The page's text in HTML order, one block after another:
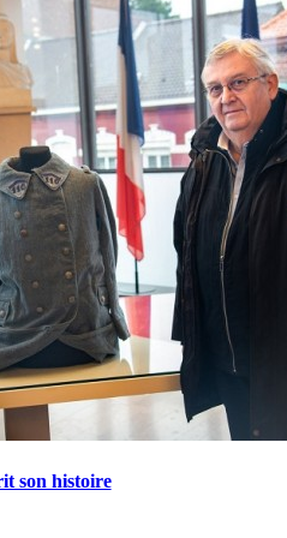
son histoire
sur votre navigateur car ils
des fonctionnalité ...
essentiels au bon
catégorie ne comprend que les
de base et les fonctions
ne stockent aucune information
être particulièrement nécessaires
qui sont utilisés spécifiquement
des utilisateurs via des
intégrés sont appelés
d\'obtenir le consentement
cookies sur votre site Web.